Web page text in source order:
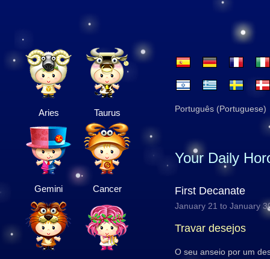
Aries Taurus
Gemini Cancer
Português (Portuguese)
Your Daily
First Decanate
January 21 to January
Travar desejos
O seu anseio por um